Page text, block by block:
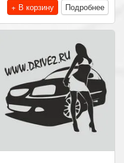
+ В корзину
Подробнее